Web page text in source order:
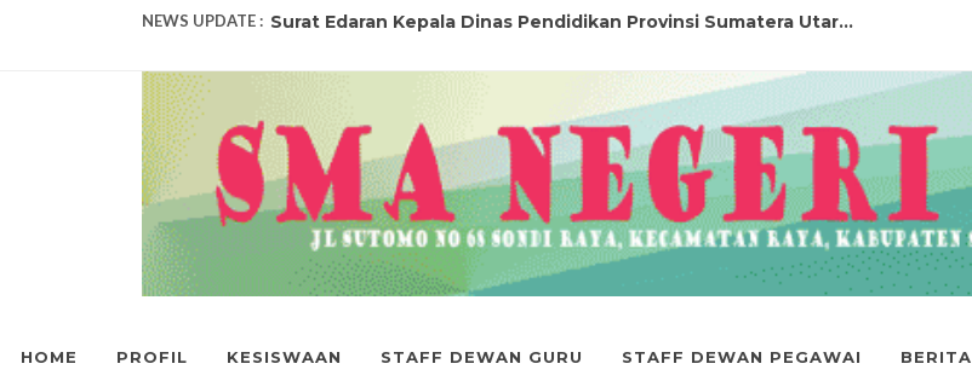
NEWS UPDATE :
PENETAPAN KELULUSAN TAHUN AJARAN 2025/2025...
SMA NEGERI 1 RAYA JUARA UMUM FESTIVAL LOMBA SENI DAN SASTRA ...
14 ORANG SISWA SMA NEGERI 1 RAYA LOLOS PASKIBRA KABUPATEN SI...
19 ORANG SISWA SMA NEGERI 1 RAYA DITERIMA DI PERGURUAN TINGG...
Selamat untuk siswa-siswi berprestasi...
SMA NEGERI 1 RAYA RAIH PRESTASI ...
HOME PROFIL KESISWAAN STAFF DEWAN GURU STAFF DEWAN PEGAWAI BERITA